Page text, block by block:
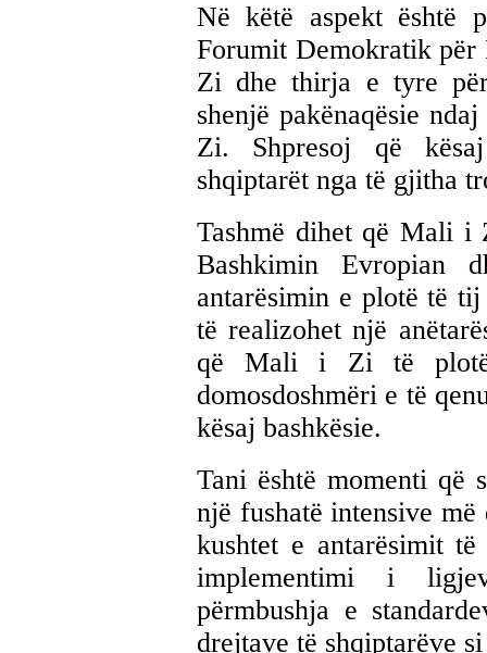
Në këtë aspekt është
Forumit Demokratik për
Zi dhe thirja e tyre
shenjë pakënaqësie
Zi. Shpresoj që
shqiptarët nga të gjitha
Tashmë dihet që Mali i
Bashkimin Evropian
antarësimin e plotë të
të realizohet një
që Mali i Zi të
domosdoshmëri e të
kësaj bashkësie.
Tani është momenti
një fushatë intensive
kushtet e antarësimit
implementimi i
përmbushja e
drejtave të shqiptarëve